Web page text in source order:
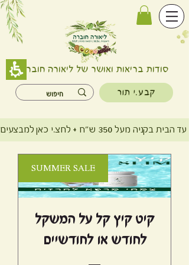
סודות בריאות ואושר של ליאורה חוברה
קבע.י תור
ש"ח + לחצ.י כאן למבצעים
SUMMER SALE
קיט קיץ קל על המשקל
לחודש או לחודשיים